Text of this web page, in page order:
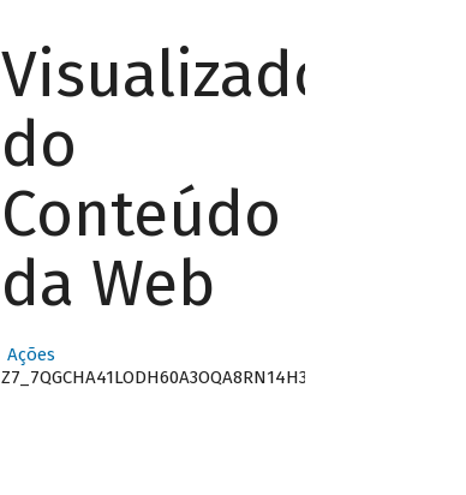
Visualizador
do
Conteúdo
da Web
Ações
Z7_7QGCHA41LODH60A3OQA8RN14H3